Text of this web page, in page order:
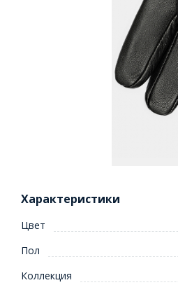
Характеристики
Цвет
Пол
Коллекция